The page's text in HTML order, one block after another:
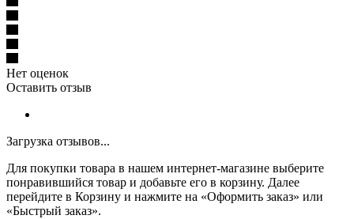
Нет оценок
Оставить отзыв
Загрузка отзывов...
Для покупки товара в нашем интернет-магазине выберите
понравившийся товар и добавьте его в корзину. Далее
перейдите в Корзину и нажмите на «Оформить заказ» или
«Быстрый заказ».